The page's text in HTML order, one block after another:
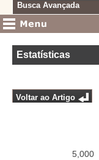
Busca Avançada
Estatísticas
Voltar ao Artigo
5,000